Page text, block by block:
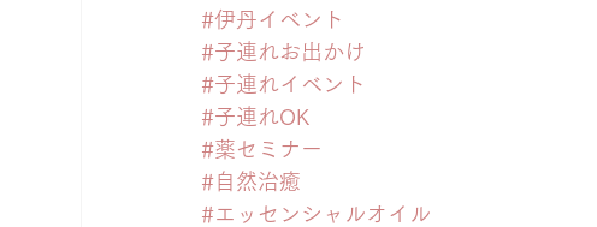
#伊丹イベント
#子連れお出かけ
#子連れイベント
#子連れOK
#薬セミナー
#自然治癒
#エッセンシャルオイル